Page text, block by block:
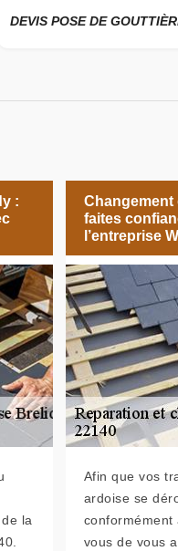
POSE DE GOUTTIÈRE 22
:
la
Changement
faites
l’entreprise
Afin que vos
ardoise se
conformément
vous de vous